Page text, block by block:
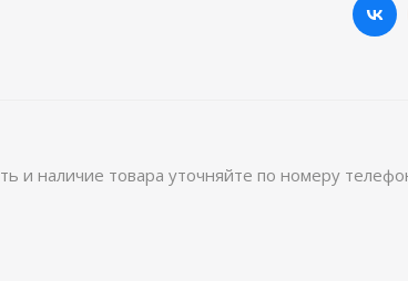
и наличие товара уточняйте по номеру